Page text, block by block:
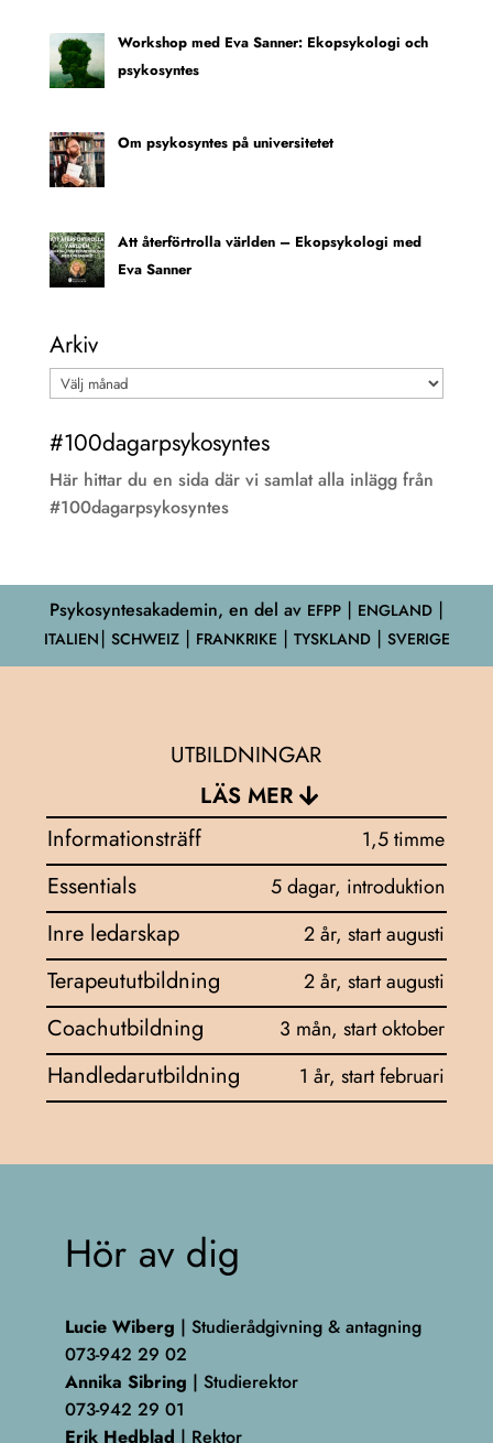
Workshop med Eva Sanner: Ekopsykologi och
psykosyntes
Om psykosyntes på universitetet
Att återförtrolla världen – Ekopsykologi med
Eva Sanner
Arkiv
Arkiv
#100dagarpsykosyntes
Här hittar du en sida där vi samlat alla inlägg från
#100dagarpsykosyntes
Psykosyntesakademin, en del av EFPP⎮ ENGLAND ⎮
ITALIEN⎮ SCHWEIZ ⎮ FRANKRIKE ⎮ TYSKLAND ⎮ SVERIGE
UTBILDNINGAR
LÄS MER
Informationsträff
1,5 timme
Essentials 5 dagar, introduktion
Inre ledarskap 2 år, start augusti
Terapeututbildning 2 år, start augusti
Coachutbildning 3 mån, start oktober
Handledarutbildning 1 år, start februari
Hör av dig
Lucie Wiberg | Studierådgivning & antagning
073-942 29 02
Annika Sibring | Studierektor
073-942 29 01
Erik Hedblad | Rektor